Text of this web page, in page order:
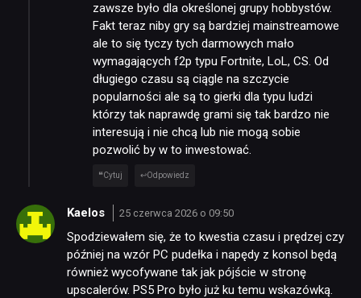
zawsze było dla określonej grupy hobbystów.
Fakt teraz niby gry są bardziej mainstreamowe
ale to się tyczy tych darmowych mało
wymagających f2p typu Fortnite, LoL, CS. Od
długiego czasu są ciągle na szczycie
popularności ale są to gierki dla typu ludzi
którzy tak naprawdę grami się tak bardzo nie
interesują i nie chcą lub nie mogą sobie
pozwolić by w to inwestować.
Cytuj Odpowiedz
Kaelos 25 czerwca 2026 o 09:50
Spodziewałem się, że to kwestia czasu i prędzej czy
później na wzór PC pudełka i napędy z konsol będą
również wycofywane tak jak pójście w stronę
upscalerów. PS5 Pro było już ku temu wskazówką.